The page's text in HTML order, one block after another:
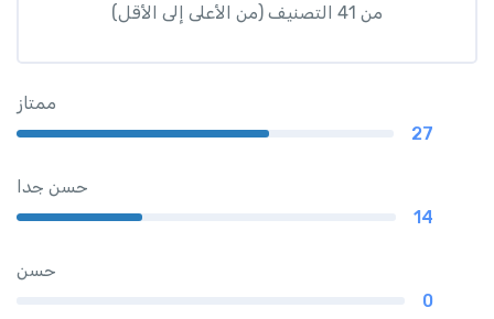
من 41 التصنيف (من الأعلى إلى الأقل)
ممتاز
27
حسن جدا
14
حسن
0